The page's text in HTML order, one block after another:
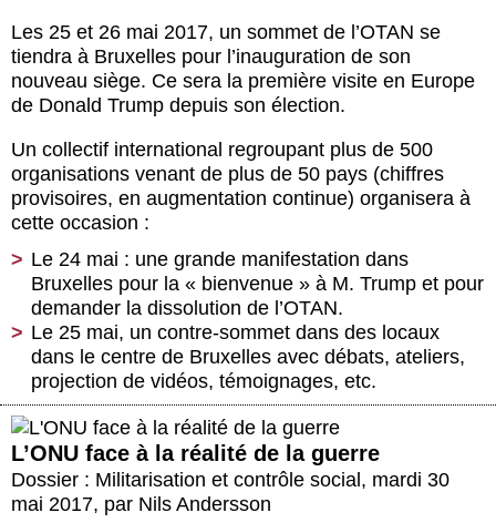
Les 25 et 26 mai 2017, un sommet de l’OTAN se
tiendra à Bruxelles pour l’inauguration de son
nouveau siège. Ce sera la première visite en Europe
de Donald Trump depuis son élection.
Un collectif international regroupant plus de 500
organisations venant de plus de 50 pays (chiffres
provisoires, en augmentation continue) organisera à
cette occasion :
Le 24 mai : une grande manifestation dans
Bruxelles pour la « bienvenue » à M. Trump et pour
demander la dissolution de l’OTAN.
Le 25 mai, un contre-sommet dans des locaux
dans le centre de Bruxelles avec débats, ateliers,
projection de vidéos, témoignages, etc.
L’ONU face à la réalité de la guerre
Dossier : Militarisation et contrôle social , mardi 30
mai 2017, par Nils Andersson